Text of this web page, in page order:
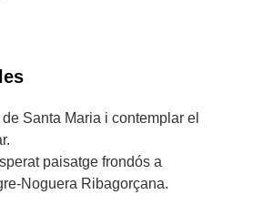
Santa Maria i contemplar el
paisatge frondós a
Noguera Ribagorçana.